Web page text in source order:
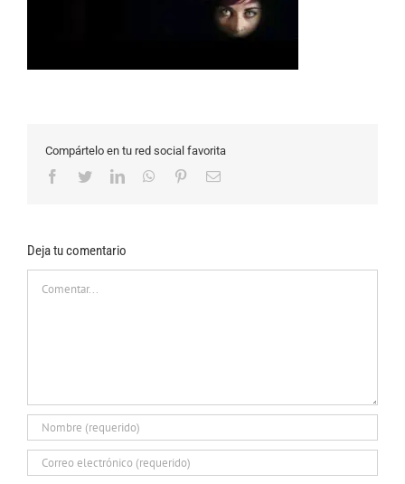
Compártelo en tu red social favorita
Facebook
TwitterLinkedInWhatsApp
PinterestCorreo
Deja tu comentario